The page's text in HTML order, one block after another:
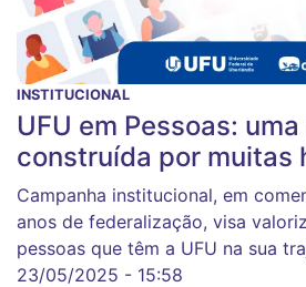
INSTITUCIONAL
UFU em Pessoas:
construída por muitas
Campanha institucional, em
anos de federalização, visa
pessoas que têm a UFU na sua
23/05/2025 - 15:58